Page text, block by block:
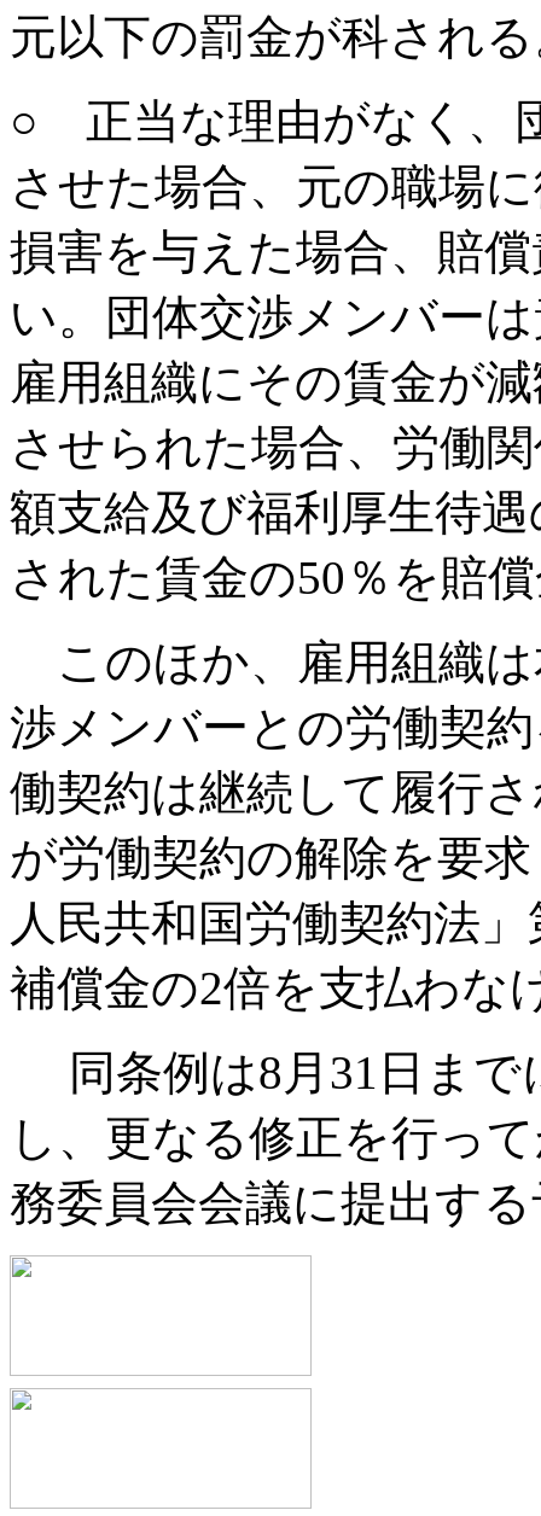
元以下の罰金が科され
○ 正当な理由がなく、
させた場合、元の職場
損害を与えた場合、賠
い。団体交渉メンバー
雇用組織にその賃金が
させられた場合、労働
額支給及び福利厚生待
された賃金の50％を賠
このほか、雇用組織
渉メンバーとの労働契
働契約は継続して履行
が労働契約の解除を要
人民共和国労働契約法
補償金の2倍を支払わな
同条例は8月31日まで
し、更なる修正を行っ
務委員会会議に提出す